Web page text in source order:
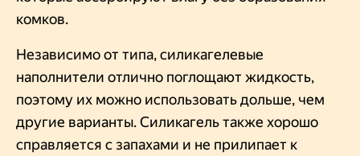
комков.
Независимо от типа, силикагелевые
наполнители отлично поглощают жидкость,
поэтому их можно использовать дольше, чем
другие варианты. Силикагель также хорошо
справляется с запахами и не прилипает к